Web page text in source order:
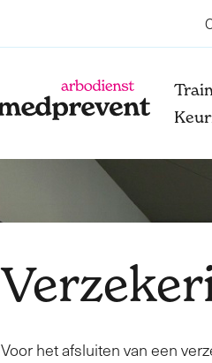
Voor het afsluiten van een